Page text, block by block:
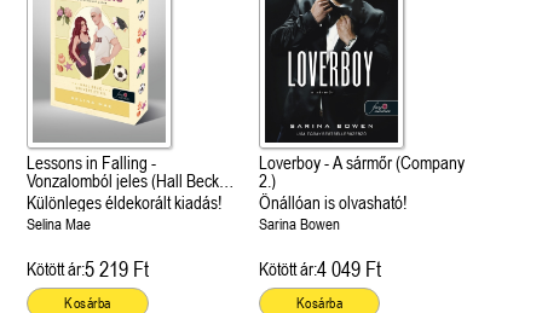
Lessons in Falling -
Vonzalomból jeles (Hall Beck
University 3.)
Különleges éldekorált kiadás!
Selina Mae
Kötött ár:5 219 Ft
Kosárba
Loverboy - A sármőr (Company
2.)
Önállóan is olvasható!
Sarina Bowen
Kötött ár:4 049 Ft
Kosárba